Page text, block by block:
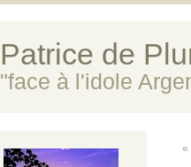
Patrice de
"face à l'idole
«